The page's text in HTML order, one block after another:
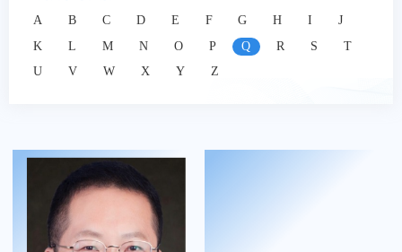
A
B C D E F G H I
J
K
L M N O P Q R S
T
U
V W X Y Z